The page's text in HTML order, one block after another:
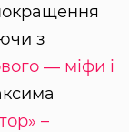
з
― міфи і
–